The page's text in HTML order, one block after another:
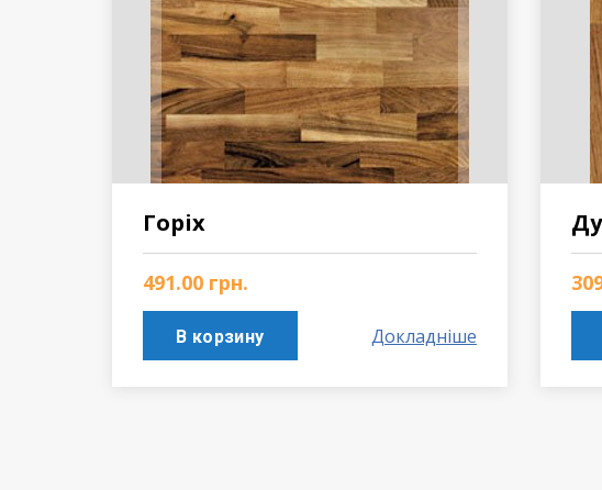
Горіх
491.00 грн.
В корзину Докладніше